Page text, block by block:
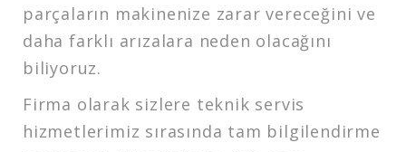
parçaların makinenize zarar vereceğini ve
daha farklı arızalara neden olacağını
biliyoruz.
Firma olarak sizlere teknik servis
hizmetlerimiz sırasında tam bilgilendirme